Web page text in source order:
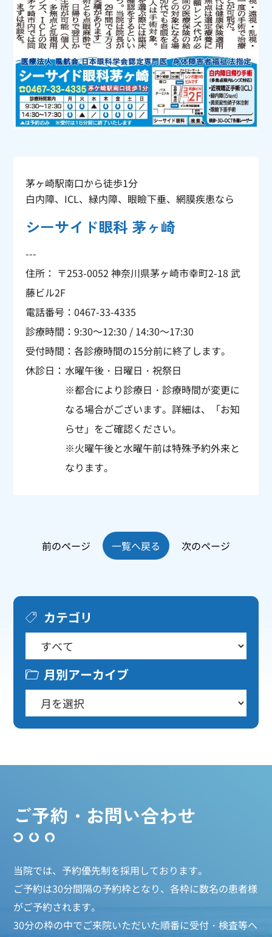
茅ヶ崎駅南口から徒歩1分
白内障、ICL、緑内障、眼瞼下垂、網膜疾患なら
シーサイド眼科 茅ヶ崎
---
住所： 〒253-0052 神奈川県茅ヶ崎市幸町2-18 武
藤ビル2F
電話番号：0467-33-4335
診療時間：9:30～12:30 / 14:30～17:30
受付時間：各診療時間の15分前に終了します。
休診日： 水曜午後・日曜日・祝祭日
※都合により診療日・診療時間が変更に
なる場合がございます。詳細は、「お知
らせ 」をご確認ください。
※火曜午後と水曜午前は特殊予約外来と
なります。
前のページ 一覧へ戻る 次のページ
カテゴリ
月別アーカイブ
ご予約・お問い合わせ
当院では、予約優先制を採用しております。
ご予約は30分間隔の予約枠となり、各枠に数名の患者様
がご予約されます。
30分の枠の中でご来院いただいた順番に受付・検査等へ